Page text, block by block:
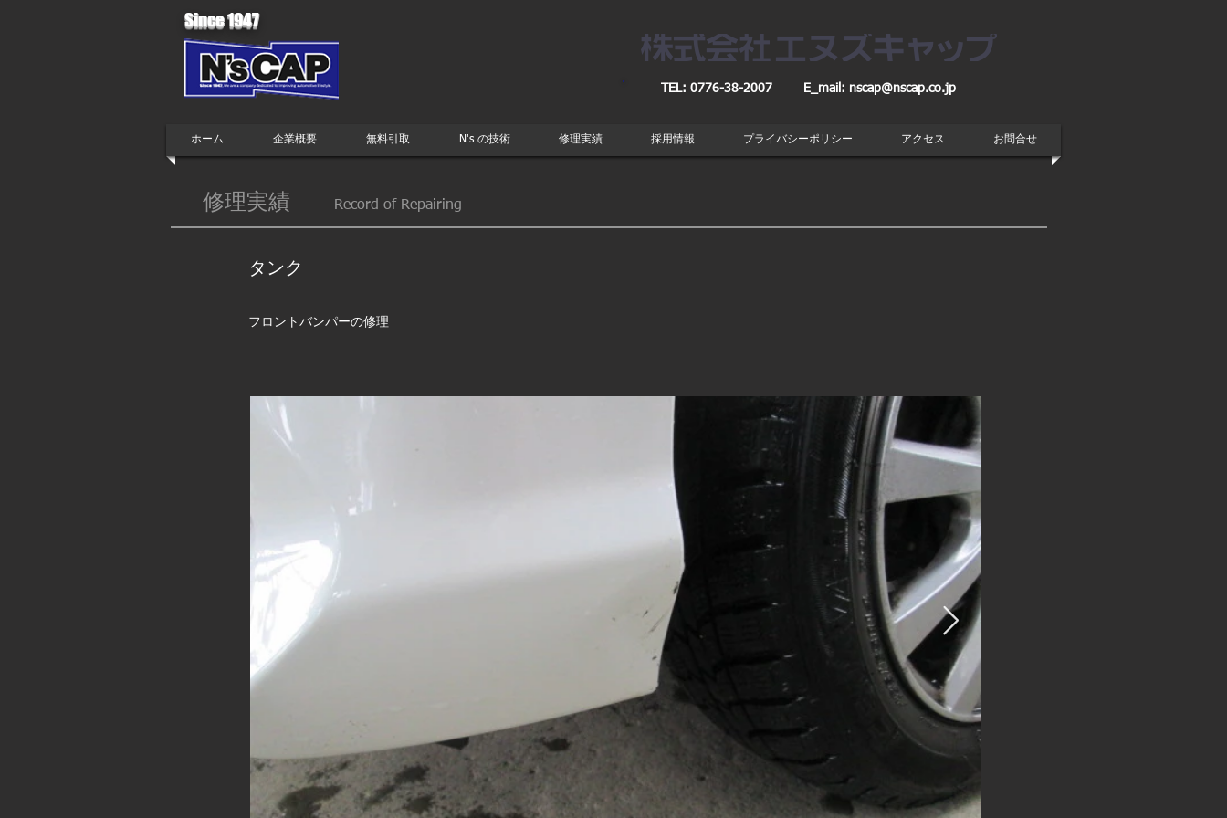
TEL: 0776-38-2007 E_mail: nscap@nscap.co.jp
Since 1947
ホーム 企業概要 無料引取 N's の技術 修理実績 採用情報 プライバシーポリシー アクセス お問合せ
修理実績 Record of Repairing
​タンク
フロントバンパーの修理